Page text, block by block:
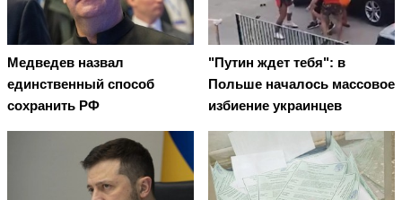
Медведев назвал
единственный способ
сохранить РФ
"Путин ждет тебя": в
Польше началось массовое
избиение украинцев